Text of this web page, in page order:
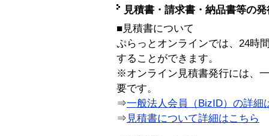
見積書・請求書・納品書等の
■見積書について
ぷらっとオンラインでは、24時
することができます。
※オンライン見積書発行には、
要です。
⇒一般法人会員（BizID）の詳細
⇒ 見積書について詳細はこちら